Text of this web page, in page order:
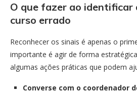
O que fazer ao identificar
curso errado
Reconhecer os sinais é apenas o
importante é agir de forma
algumas ações práticas que podem
Converse com o coordenador